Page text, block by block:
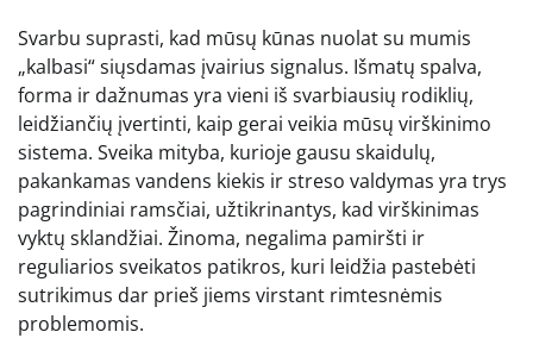
Svarbu suprasti, kad mūsų kūnas nuolat su mumis
„kalbasi“ siųsdamas įvairius signalus. Išmatų spalva,
forma ir dažnumas yra vieni iš svarbiausių rodiklių,
leidžiančių įvertinti, kaip gerai veikia mūsų virškinimo
sistema. Sveika mityba, kurioje gausu skaidulų,
pakankamas vandens kiekis ir streso valdymas yra trys
pagrindiniai ramsčiai, užtikrinantys, kad virškinimas
vyktų sklandžiai. Žinoma, negalima pamiršti ir
reguliarios sveikatos patikros, kuri leidžia pastebėti
sutrikimus dar prieš jiems virstant rimtesnėmis
problemomis.